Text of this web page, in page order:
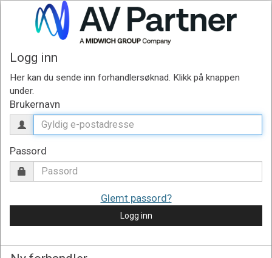
Logg inn
Brukernavn
Passord
Glemt passord?
Logg inn